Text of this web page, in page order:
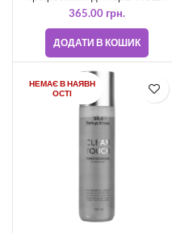
365.00 грн.
ДОДАТИ В КОШИК
НЕМАЄ В НАЯВН
ОСТІ